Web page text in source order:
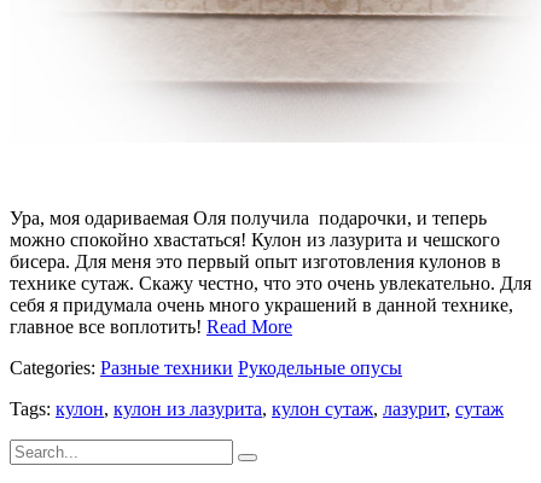
Ура, моя одариваемая Оля получила подарочки, и теперь
можно спокойно хвастаться! Кулон из лазурита и чешского
бисера. Для меня это первый опыт изготовления кулонов в
технике сутаж. Скажу честно, что это очень увлекательно. Для
себя я придумала очень много украшений в данной технике,
главное все воплотить! Read More
Categories: Разные техники Рукодельные опусы
Tags: кулон, кулон из лазурита, кулон сутаж, лазурит, сутаж